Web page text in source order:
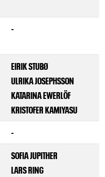
-
EIRIK STUBØ
ULRIKA JOSEPHSSON
KATARINA EWERLÖF
KRISTOFER KAMIYASU
-
SOFIA JUPITHER
LARS RING